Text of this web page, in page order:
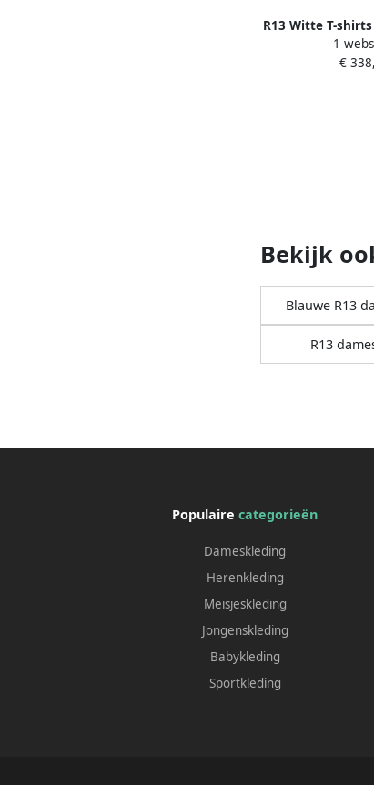
R13 Witte T-
1
€
Bekijk
Blauwe R13
R13
Populairecategorieën
Dameskleding
Herenkleding
Meisjeskleding
Jongenskleding
Babykleding
Sportkleding